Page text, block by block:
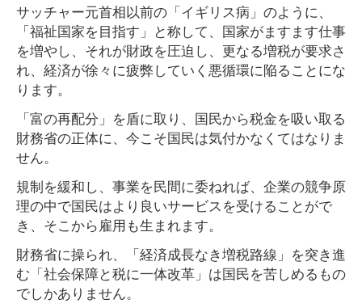
サッチャー元首相以前の「イギリス病」のように、
「福祉国家を目指す」と称して、国家がますます仕事
を増やし、それが財政を圧迫し、更なる増税が要求さ
れ、経済が徐々に疲弊していく悪循環に陥ることにな
ります。
「富の再配分」を盾に取り、国民から税金を吸い取る
財務省の正体に、今こそ国民は気付かなくてはなりま
せん。
規制を緩和し、事業を民間に委ねれば、企業の競争原
理の中で国民はより良いサービスを受けることがで
き、そこから雇用も生まれます。
財務省に操られ、「経済成長なき増税路線」を突き進
む「社会保障と税に一体改革」は国民を苦しめるもの
でしかありません。